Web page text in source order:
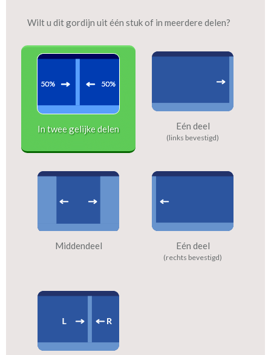
Wilt u dit gordijn uit één stuk of in meerdere delen?
In twee gelijke delen Eén deel
(links bevestigd)
Middendeel Eén deel
(rechts bevestigd)